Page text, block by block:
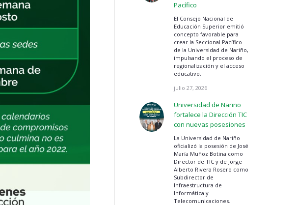
Pacífico
El Consejo Nacional de
Educación Superior emitió
concepto favorable para
crear la Seccional Pacífico
de la Universidad de Nariño,
impulsando el proceso de
regionalización y el acceso
educativo.
julio 27, 2026
Universidad de Nariño
fortalece la Dirección TIC
con nuevas posesiones
La Universidad de Nariño
oficializó la posesión de José
María Muñoz Botina como
Director de TIC y de Jorge
Alberto Rivera Rosero como
Subdirector de
Infraestructura de
Informática y
Telecomunicaciones.